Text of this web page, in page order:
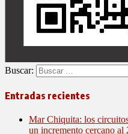
Buscar:
Entradas recientes
Mar Chiquita: los
un incremento cercano al